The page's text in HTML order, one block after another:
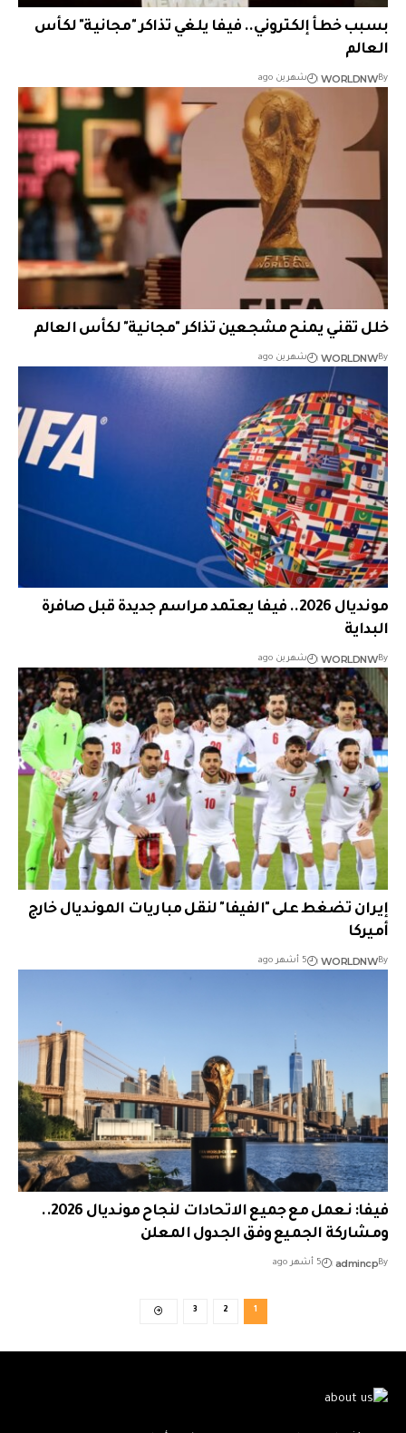
بسبب خطأ إلكتروني.. فيفا يلغي تذاكر "مجانية" لكأس
العالم
By
WORLDNW شهرين ago
خلل تقني يمنح مشجعين تذاكر "مجانية" لكأس العالم
By
WORLDNW شهرين ago
مونديال 2026.. فيفا يعتمد مراسم جديدة قبل صافرة
البداية
By
WORLDNW شهرين ago
إيران تضغط على "الفيفا" لنقل مباريات المونديال خارج
أميركا
By
WORLDNW 5 أشهر ago
فيفا: نعمل مع جميع الاتحادات لنجاح مونديال 2026..
ومشاركة الجميع وفق الجدول المعلن
By
admincp 5 أشهر ago
1
2
3